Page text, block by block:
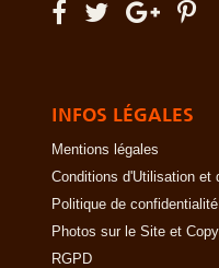
INFOS LÉGALES
Mentions légales
Conditions d'Utilisation et
Politique de
Photos sur le Site et
RGPD